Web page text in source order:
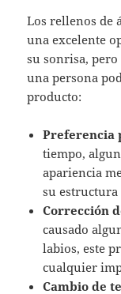
Los rellenos de
una excelente
su sonrisa,
una persona
producto:
Preferencia
tiempo,
apariencia
su
Corrección
causado
labios, este
cualquier
Cambio de